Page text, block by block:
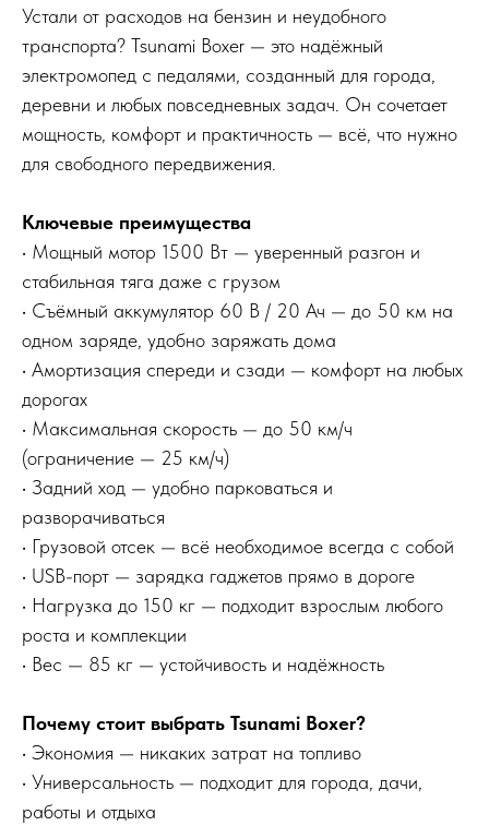
Устали от расходов на бензин и неудобного
транспорта? Tsunami Boxer — это надёжный
электромопед с педалями, созданный для города,
деревни и любых повседневных задач. Он сочетает
мощность, комфорт и практичность — всё, что нужно
для свободного передвижения.
Ключевые преимущества
• Мощный мотор 1500 Вт — уверенный разгон и
стабильная тяга даже с грузом
• Съёмный аккумулятор 60 В / 20 Ач — до 50 км на
одном заряде, удобно заряжать дома
• Амортизация спереди и сзади — комфорт на любых
дорогах
• Максимальная скорость — до 50 км/ч
(ограничение — 25 км/ч)
• Задний ход — удобно парковаться и
разворачиваться
• Грузовой отсек — всё необходимое всегда с собой
• USB-порт — зарядка гаджетов прямо в дороге
• Нагрузка до 150 кг — подходит взрослым любого
роста и комплекции
• Вес — 85 кг — устойчивость и надёжность
Почему стоит выбрать Tsunami Boxer?
• Экономия — никаких затрат на топливо
• Универсальность — подходит для города, дачи,
работы и отдыха